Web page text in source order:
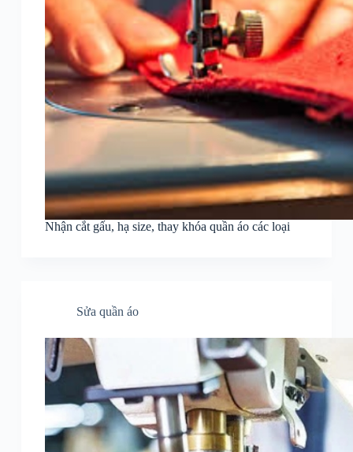
Nhận cắt gấu, hạ size, thay khóa quần áo các loại
Sửa quần áo